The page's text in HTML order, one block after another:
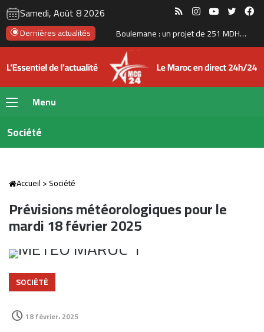
Samedi, Août 8 2026 RSS InstagramYouTube
Dernières actualités Six jeunes Marocains décrochent la 2ᵉ place mondiale dans une compétition internationale de recherche mathématique
Menu
Société
Accueil>Société
Prévisions météorologiques pour le
mardi 18 février 2025
SOCIÉTÉ
18 février، 2025